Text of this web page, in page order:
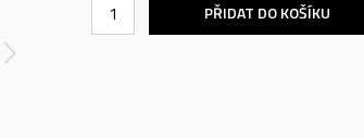
PŘIDAT DO KOŠÍKU